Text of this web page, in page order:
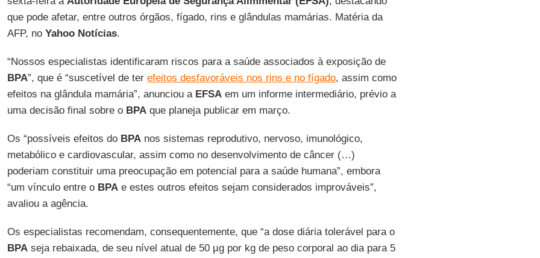
que pode afetar, entre outros órgãos, fígado, rins e glândulas mamárias. Matéria da
AFP, no Yahoo Notícias.
“Nossos especialistas identificaram riscos para a saúde associados à exposição de
BPA”, que é “suscetível de ter efeitos desfavoráveis nos rins e no fígado, assim como
efeitos na glândula mamária”, anunciou aEFSAem um informe intermediário, prévio a
uma decisão final sobre o BPAque planeja publicar em março.
Os “possíveis efeitos doBPAnos sistemas reprodutivo, nervoso, imunológico,
metabólico e cardiovascular, assim como no desenvolvimento de câncer (…)
poderiam constituir uma preocupação em potencial para a saúde humana”, embora
“um vínculo entre o BPAe estes outros efeitos sejam considerados improváveis”,
avaliou a agência.
Os especialistas recomendam, consequentemente, que “a dose diária tolerável para o
BPAseja rebaixada, de seu nível atual de 50 µg por kg de peso corporal ao dia para 5